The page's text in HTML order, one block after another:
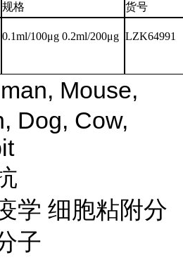
规格 货号
0.1ml/100μg 0.2ml/200μg LZK64991
Mouse,
Dog, Cow,
学 细胞粘附分
子